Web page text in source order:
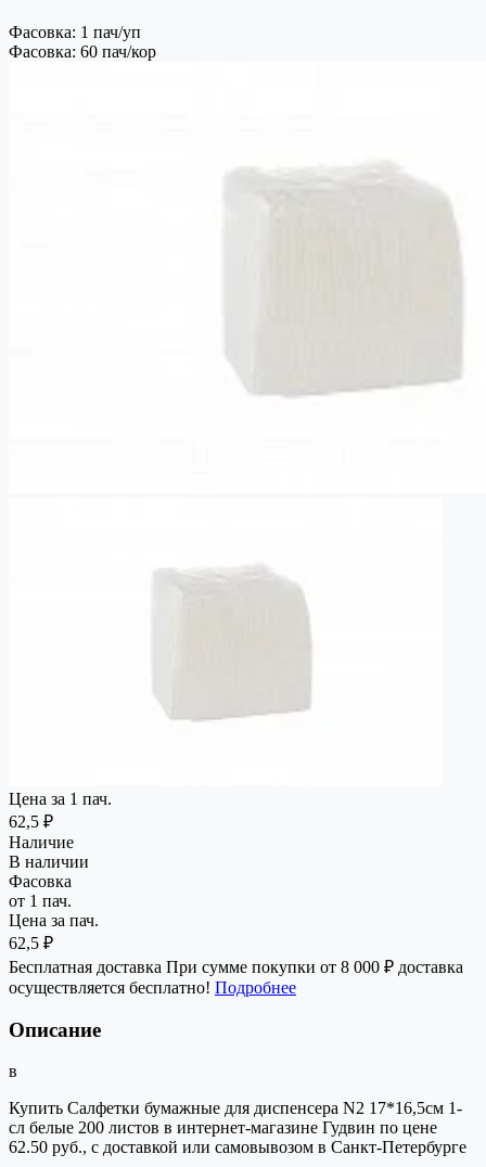
Фасовка: 1 пач/уп
Фасовка: 60 пач/кор
Цена за 1 пач.
62,5 ₽
Наличие
В наличии
Фасовка
от 1 пач.
Цена за пач.
62,5 ₽
Бесплатная доставка При сумме покупки от 8 000 ₽ доставка
осуществляется бесплатно! Подробнее
Описание
в
Купить Салфетки бумажные для диспенсера N2 17*16,5см 1-
сл белые 200 листов в интернет-магазине Гудвин по цене
62.50 руб., с доставкой или самовывозом в Санкт-Петербурге